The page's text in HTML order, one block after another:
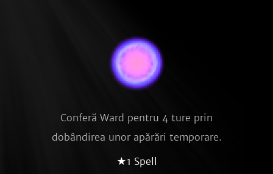
Conferă Ward pentru 4 ture prin
dobândirea unor apărări temporare.
★1 Spell